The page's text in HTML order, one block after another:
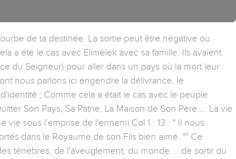
de ta destinée. La sortie peut être négative ou
a été le cas avec Elimélek avec sa famille. Ils avaient
du Seigneur) pour aller dans un pays où la mort leur
nous parlons ici engendre la délivrance, le
; Comme cela a était le cas avec le peuple
Son Pays, Sa Patrie, La Maison de Son Père.... La vie
vie sous l'emprise de l'ennemi Col 1 : 13 : " Il nous
dans le Royaume de son Fils bien aimé.."" Ce
ténebres, de l'aveuglement, du monde.....de sortir du